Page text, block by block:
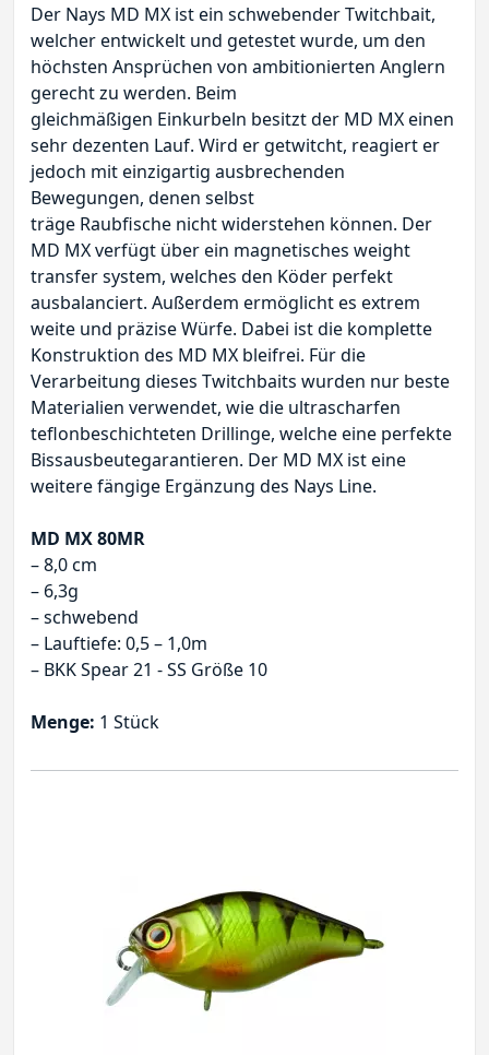
Der Nays MD MX ist ein schwebender Twitchbait,
welcher entwickelt und getestet wurde, um den
höchsten Ansprüchen von ambitionierten Anglern
gerecht zu werden. Beim
gleichmäßigen Einkurbeln besitzt der MD MX einen
sehr dezenten Lauf. Wird er getwitcht, reagiert er
jedoch mit einzigartig ausbrechenden
Bewegungen, denen selbst
träge Raubfische nicht widerstehen können. Der
MD MX verfügt über ein magnetisches weight
transfer system, welches den Köder perfekt
ausbalanciert. Außerdem ermöglicht es extrem
weite und präzise Würfe. Dabei ist die komplette
Konstruktion des MD MX bleifrei. Für die
Verarbeitung dieses Twitchbaits wurden nur beste
Materialien verwendet, wie die ultrascharfen
teflonbeschichteten Drillinge, welche eine perfekte
Bissausbeutegarantieren. Der MD MX ist eine
weitere fängige Ergänzung des Nays Line.
MD MX 80MR
– 8,0 cm
– 6,3g
– schwebend
– Lauftiefe: 0,5 – 1,0m
– BKK Spear 21 - SS Größe 10
Menge: 1 Stück